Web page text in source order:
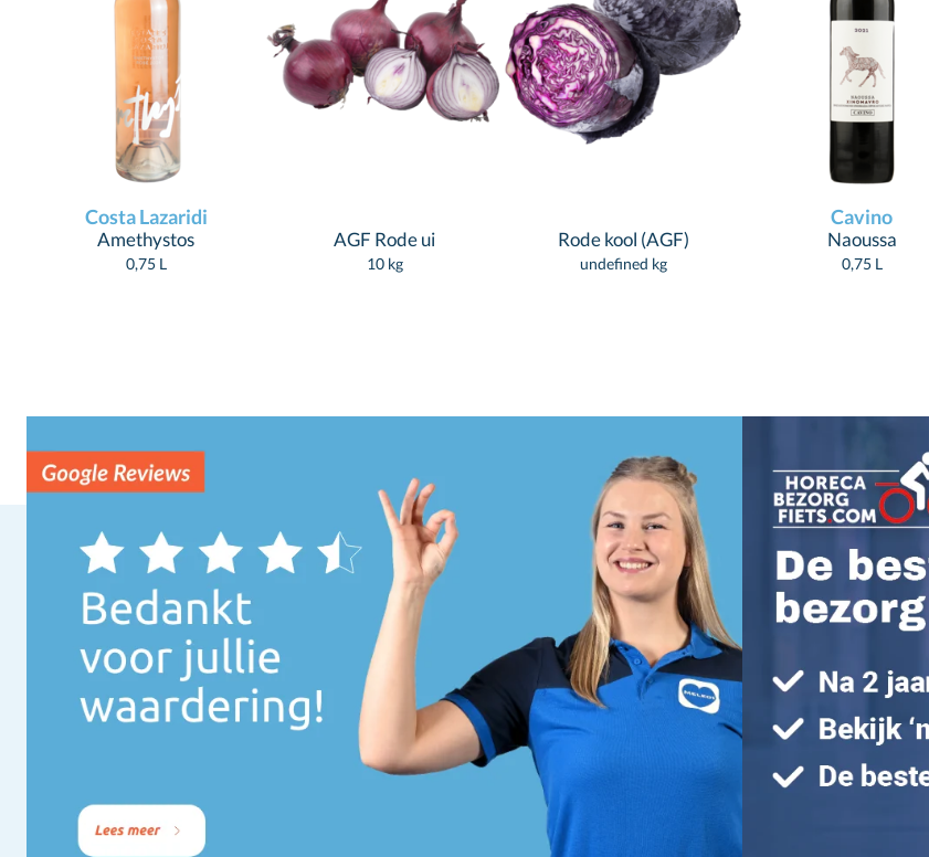
Costa Lazaridi
Amethystos
0,75 L
AGF Rode ui
10 kg
Rode kool (AGF)
undefined kg
Cavino
Naoussa
0,75 L